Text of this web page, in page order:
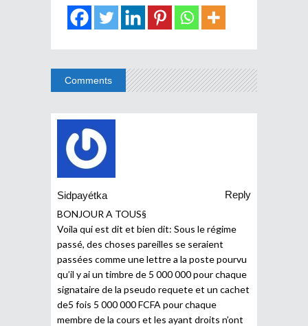
Comments
Sidpayétka
Reply
BONJOUR A TOUS§
Voila qui est dit et bien dit: Sous le régime
passé, des choses pareilles se seraient
passées comme une lettre a la poste pourvu
qu’il y ai un timbre de 5 000 000 pour chaque
signataire de la pseudo requete et un cachet
de5 fois 5 000 000 FCFA pour chaque
membre de la cours et les ayant droits n’ont